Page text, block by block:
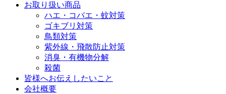
お取り扱い商品
ハエ・コバエ・蚊対策
ゴキブリ対策
鳥類対策
紫外線・飛散防止対策
消臭・有機物分解
殺菌
皆様へお伝えしたいこと
会社概要